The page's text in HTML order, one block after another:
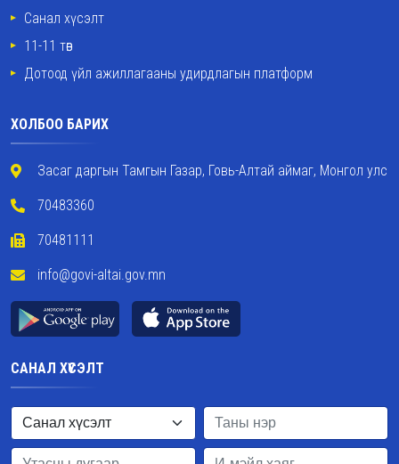
Санал хүсэлт
11-11 төв
Дотоод үйл ажиллагааны удирдлагын платформ
ХОЛБОО БАРИХ
Засаг даргын Тамгын Газар, Говь-Алтай аймаг, Монгол улс
70483360
70481111
info@govi-altai.gov.mn
САНАЛ ХҮСЭЛТ